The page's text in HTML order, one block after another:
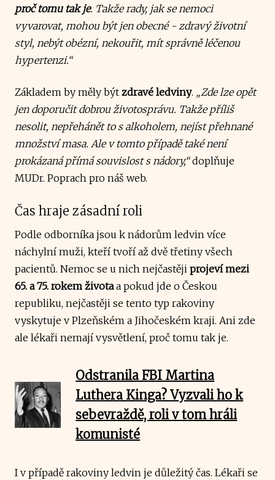
proč tomu tak je. Takže rady, jak se nemoci
vyvarovat, mohou být jen obecné - zdravý životní
styl, nebýt obézní, nekouřit, mít správně léčenou
hypertenzi.“
Základem by měly být zdravé ledviny. „Zde lze opět
jen doporučit dobrou životosprávu. Takže příliš
nesolit, nepřehánět to s alkoholem, nejíst přehnané
množství masa. Ale v tomto případě také není
prokázaná přímá souvislost s nádory,“doplňuje
MUDr. Poprach pro náš web.
Čas hraje zásadní roli
Podle odborníka jsou k nádorům ledvin více
náchylní muži, kteří tvoří až dvě třetiny všech
pacientů. Nemoc se u nich nejčastěji projeví mezi
65. a 75. rokem životaa pokud jde o Českou
republiku, nejčastěji se tento typ rakoviny
vyskytuje v Plzeňském a Jihočeském kraji. Ani zde
ale lékaři nemají vysvětlení, proč tomu tak je.
Odstranila FBI Martina
Luthera Kinga? Vyzvali ho k
sebevraždě, roli v tom hráli
komunisté
I v případě rakoviny ledvin je důležitý čas. Lékaři se